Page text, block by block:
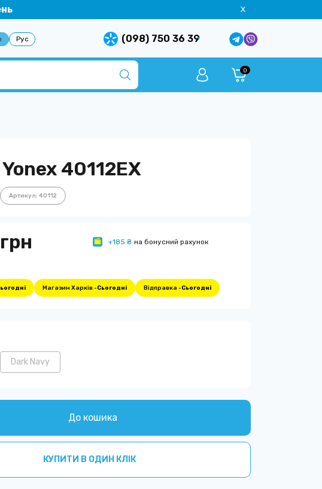
X
Рус (098) 750 36 39
0
40112EX
Артикул: 40112
+185 ₴ на бонусний рахунок
Магазин Харків -Сьогодні Відправка -Сьогодні
Dark Navy
До кошика
КУПИТИ В ОДИН КЛІК